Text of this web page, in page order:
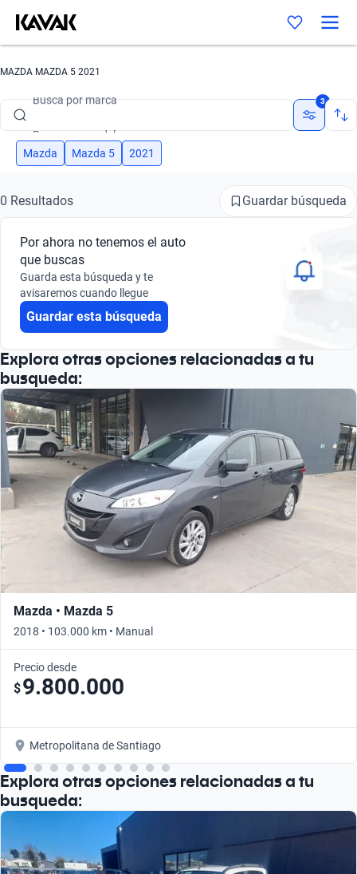
MAZDA MAZDA 5 2021
Busca por versión
Busca por marca
Busca por modelo
Busca por versión
3
Mazda Mazda 5 2021
0 Resultados Guardar búsqueda
Por ahora no tenemos el auto
que buscas
Guarda esta búsqueda y te
avisaremos cuando llegue
Guardar esta búsqueda
Explora otras opciones relacionadas a tu
busqueda:
Mazda • Mazda 5
2018 • 103.000 km • Manual
Precio desde
$9.800.000
Metropolitana de Santiago
Explora otras opciones relacionadas a tu
busqueda: